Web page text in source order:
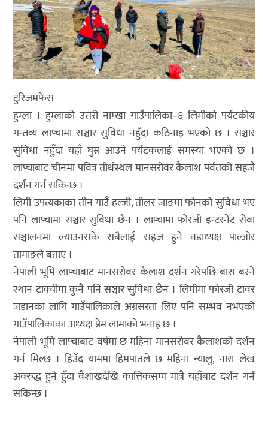
टुरिजमफेस
हुम्ला । हुम्लाको उत्तरी नाम्खा गाउँपालिका–६ लिमीको पर्यटकीय
गन्तव्य लाप्चामा सञ्चार सुविधा नहुँदा कठिनाइ भएको छ । सञ्चार
सुविधा नहुँदा यहाँ घुम्न आउने पर्यटकलाई समस्या भएको छ ।
लाप्चाबाट चीनमा पवित्र तीर्थस्थल मानसरोवर कैलाश पर्वतको सहजै
दर्शन गर्न सकिन्छ ।
लिमी उपत्यकाका तीन गाउँ हल्जी, तीलर जाङमा फोनको सुविधा भए
पनि लाप्चामा सञ्चार सुविधा छैन । लाप्चामा फोरजी इन्टरनेट सेवा
सञ्चालनमा ल्याउनसके सबैलाई सहज हुने वडाध्यक्ष पाल्जोर
तामाङले बताए ।
नेपाली भूमि लाप्चाबाट मानसरोवर कैलाश दर्शन गरेपछि बास बस्ने
स्थान टाक्चीमा कुनै पनि सञ्चार सुविधा छैन । लिमीमा फोरजी टावर
जडानका लागि गाउँपालिकाले अग्रसरता लिए पनि सम्भव नभएको
गाउँपालिकाका अध्यक्ष प्रेम लामाको भनाइ छ ।
नेपाली भूमि लाप्चाबाट वर्षमा छ महिना मानसरोवर कैलाशको दर्शन
गर्न मिल्छ । हिउँद याममा हिमपातले छ महिना न्यालु, नारा लेख
अवरुद्ध हुने हुँदा वैशाखदेखि कात्तिकसम्म मात्रै यहाँबाट दर्शन गर्न
सकिन्छ ।